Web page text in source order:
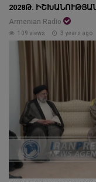
28Թ. ԻՇԽԱՆՈՒԹՅԱՆ
Armenian Radio
109 views 3 years ago